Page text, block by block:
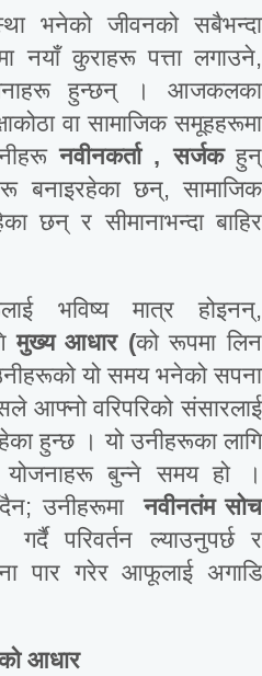
भनेको जीवनको सबैभन्दा
नयाँ कुराहरू पत्ता लगाउने,
हुन्छन् । आजकलका
वा सामाजिक समूहहरूमा
नवीनकर्ता,सर्जकहुन्
बनाइरहेका छन्, सामाजिक
छन् र सीमानाभन्दा बाहिर
भविष्य मात्र होइनन्,
मुख्य आधार(को रूपमा लिन
यो समय भनेको सपना
आफ्नो वरिपरिको संसारलाई
हुन्छ । यो उनीहरूका लागि
बुन्ने समय हो ।
उनीहरूमानवीनतंम सोच
परिवर्तन ल्याउनुपर्छ र
पार गरेर आफूलाई अगाडि
आधार